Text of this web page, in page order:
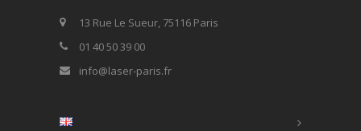
13 Rue Le Sueur, 75116 Paris
01 40 50 39 00
info@laser-paris.fr